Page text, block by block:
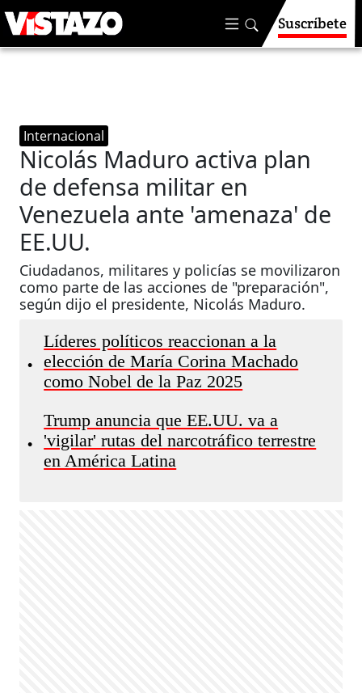
Suscríbete
Internacional
Nicolás Maduro activa plan
de defensa militar en
Venezuela ante 'amenaza' de
EE.UU.
Ciudadanos, militares y policías se movilizaron
como parte de las acciones de "preparación",
según dijo el presidente, Nicolás Maduro.
•
Líderes políticos reaccionan a la
elección de María Corina Machado
como Nobel de la Paz 2025
•
Trump anuncia que EE.UU. va a
'vigilar' rutas del narcotráfico terrestre
en América Latina